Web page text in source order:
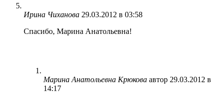
Ирина Чиханова 29.03.2012 в 03:58
Спасибо, Марина Анатольевна!
Марина Анатольевна Крюкова автор 29.03.2012 в
14:17